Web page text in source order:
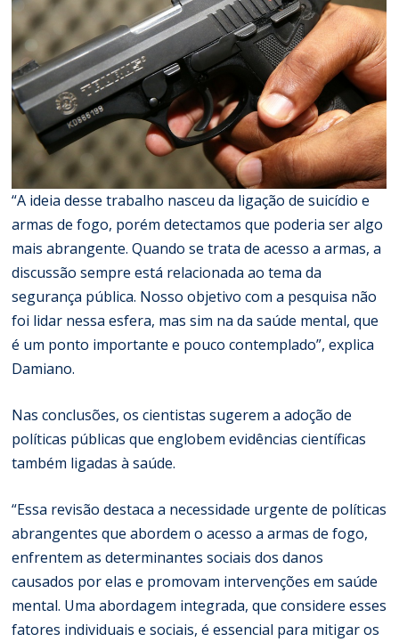
“A ideia desse trabalho nasceu da ligação de suicídio e
armas de fogo, porém detectamos que poderia ser algo
mais abrangente. Quando se trata de acesso a armas, a
discussão sempre está relacionada ao tema da
segurança pública. Nosso objetivo com a pesquisa não
foi lidar nessa esfera, mas sim na da saúde mental, que
é um ponto importante e pouco contemplado”, explica
Damiano.
Nas conclusões, os cientistas sugerem a adoção de
políticas públicas que englobem evidências científicas
também ligadas à saúde.
“Essa revisão destaca a necessidade urgente de políticas
abrangentes que abordem o acesso a armas de fogo,
enfrentem as determinantes sociais dos danos
causados por elas e promovam intervenções em saúde
mental. Uma abordagem integrada, que considere esses
fatores individuais e sociais, é essencial para mitigar os